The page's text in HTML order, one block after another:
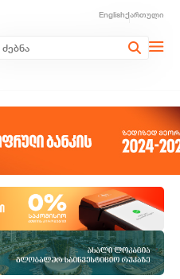
Englishქართული